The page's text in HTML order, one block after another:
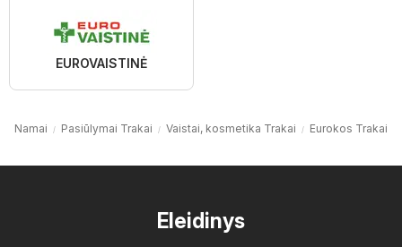
EUROVAISTINĖ
Namai Pasiūlymai Trakai Vaistai, kosmetika Trakai Eurokos Trakai
Eleidinys